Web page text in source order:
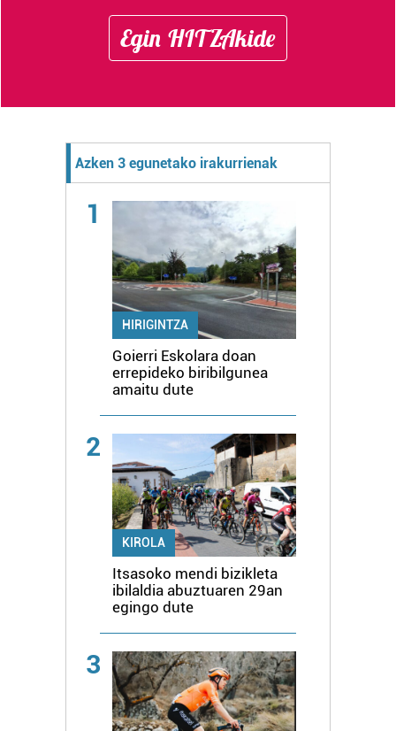
Egin HITZAkide
Azken 3 egunetako irakurrienak
1
HIRIGINTZA
Goierri Eskolara doan
errepideko biribilgunea
amaitu dute
2
KIROLA
Itsasoko mendi bizikleta
ibilaldia abuztuaren 29an
egingo dute
3